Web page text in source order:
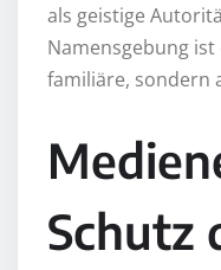
als geistige
Namensgebung
familiäre, sondern
Schutz